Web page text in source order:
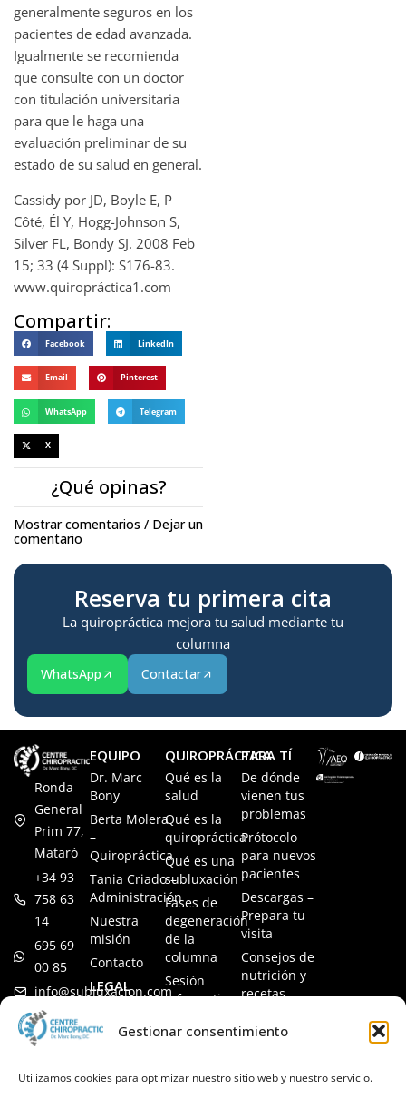
Gestionar consentimiento
Utilizamos cookies para optimizar nuestro sitio web y nuestro servicio.
generalmente seguros en los
pacientes de edad avanzada.
Igualmente se recomienda
que consulte con un doctor
con titulación universitaria
para que le haga una
evaluación preliminar de su
estado de su salud en general.
Cassidy por JD, Boyle E, P
Côté, Él Y, Hogg-Johnson S,
Silver FL, Bondy SJ. 2008 Feb
15; 33 (4 Suppl): S176-83.
www.quiropráctica1.com
Compartir:
Facebook LinkedIn
Email Pinterest
WhatsApp Telegram
X
¿Qué opinas?
Mostrar comentarios / Dejar un
comentario
Reserva tu primera cita
La quiropráctica mejora tu salud mediante tu
columna
WhatsApp Contactar
Ronda
General
Prim 77,
Mataró
+34 93
758 63
14
695 69
00 85
info@subluxacion.com
EQUIPO
Dr. Marc
Bony
Berta Molera
–
Quiropráctica
Tania Criado –
Administración
Nuestra
misión
Contacto
LEGAL
Política de
Política de
QUIROPRÁCTICA
Qué es la
salud
Qué es la
quiropráctica
Qué es una
subluxación
Fases de
degeneración
de la
columna
Sesión
informativa
Quiropráctica
para familias
para
PARA TÍ
De dónde
vienen tus
problemas
Prótocolo
para nuevos
pacientes
Descargas –
Prepara tu
visita
Consejos de
nutrición y
recetas
frecuentes